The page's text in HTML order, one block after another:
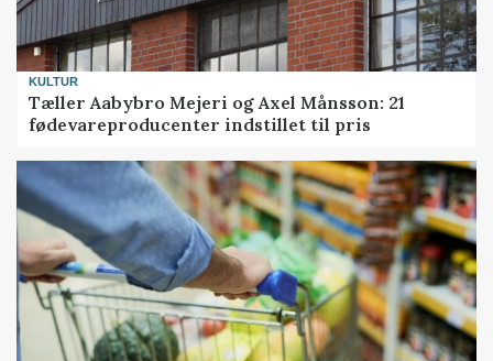
KULTUR
Tæller Aabybro Mejeri og Axel Månsson: 21
fødevareproducenter indstillet til pris